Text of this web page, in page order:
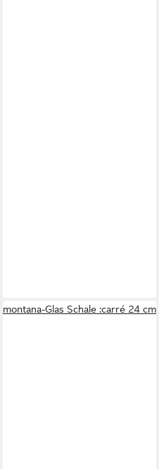
montana-Glas Schale :carré 24 cm